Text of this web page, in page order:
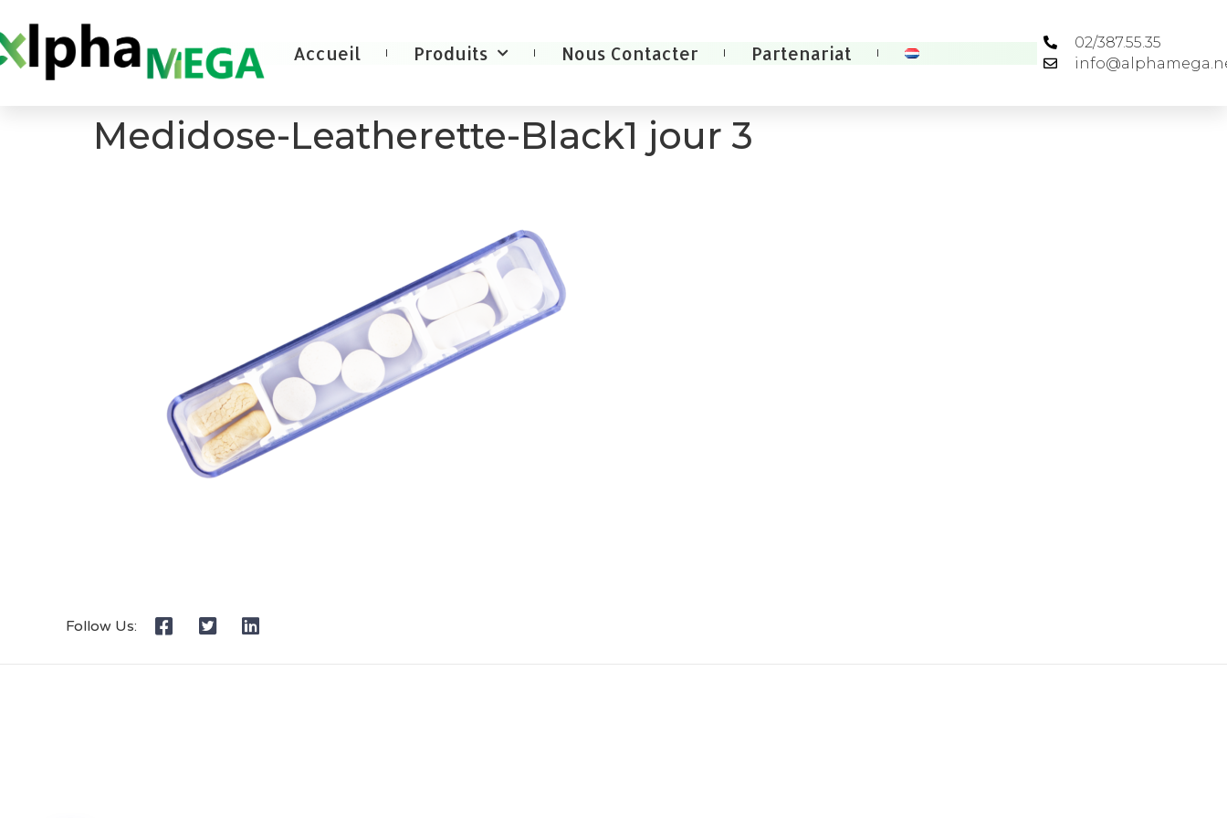
Accueil Produits Nous Contacter Partenariat
02/387.55.35
Medidose-Leatherette-Black1 jour 3
Follow Us: